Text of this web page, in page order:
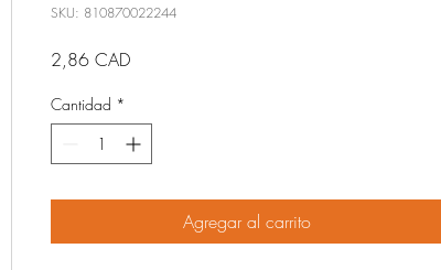
SKU: 810870022244
2,86 CADPrecio
Cantidad *
Agregar al carrito